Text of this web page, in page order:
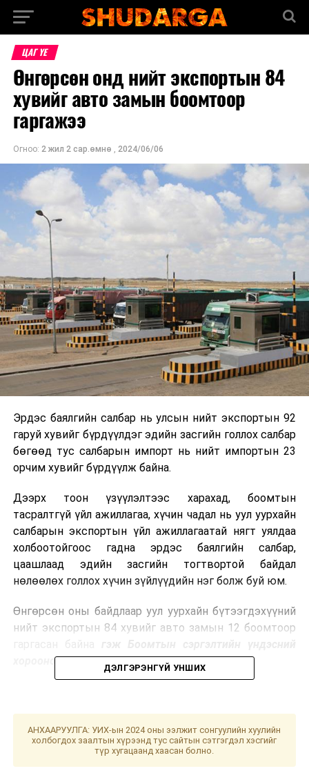
ЦАГ ҮЕ
Өнгөрсөн онд нийт экспортын 84
хувийг авто замын боомтоор
гаргажээ
Огноо: 2 жил 2 сар.өмнө , 2024/06/06
Эрдэс баялгийн салбар нь улсын нийт экспортын 92
гаруй хувийг бүрдүүлдэг эдийн засгийн голлох салбар
бөгөөд тус салбарын импорт нь нийт импортын 23
орчим хувийг бүрдүүлж байна.
Дээрх тоон үзүүлэлтээс харахад, боомтын
тасралтгүй үйл ажиллагаа, хүчин чадал нь уул уурхайн
салбарын экспортын үйл ажиллагаатай нягт уялдаа
холбоотойгоос гадна эрдэс баялгийн салбар,
цаашлаад эдийн засгийн тогтвортой байдал
нөлөөлөх голлох хүчин зүйлүүдийн нэг болж буй юм.
Өнгөрсөн оны байдлаар уул уурхайн бүтээгдэхүүний
нийт экспортын 84 хувийг авто замын 12 боомтоор
хорооноос мэдээллээ.
УНШСАН: 1291
Өгий нуурыг хамгаалах цогц ажил эхэллээ
ДЭЛГЭРЭНГҮЙ УНШИХ
АНХААРУУЛГА: УИХ-ын 2024 оны ээлжит сонгуулийн хуулийн
холбогдох заалтын хүрээнд тус сайтын сэтгэгдэл хэсгийг
түр хугацаанд хаасан болно.